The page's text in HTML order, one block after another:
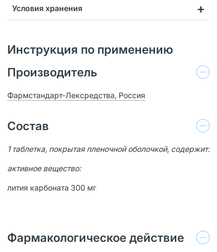
Условия хранения
Инструкция по применению
Производитель
Фармстандарт-Лексредства, Россия
Состав
1 таблетка, покрытая пленочной оболочкой, содержит:
активное вещество:
лития карбоната 300 мг
Фармакологическое действие